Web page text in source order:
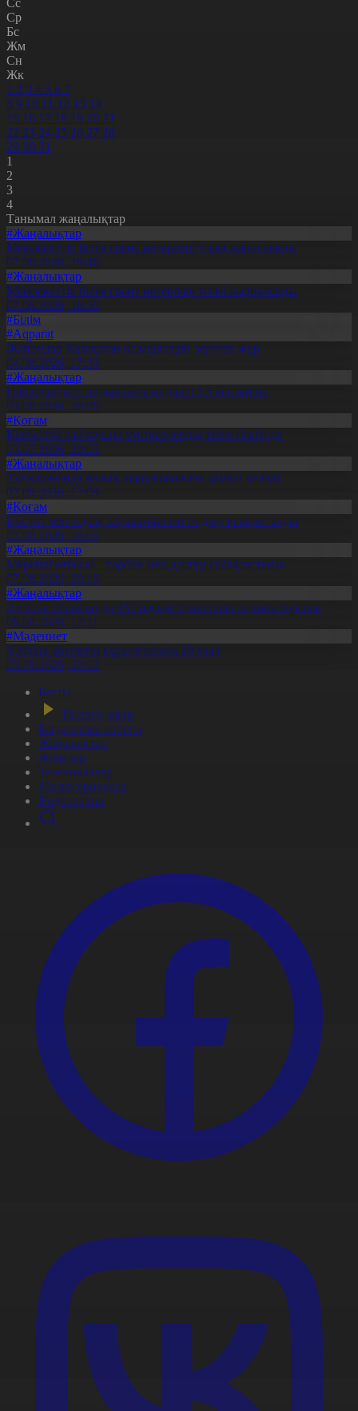
Ср
Бс
Жм
Сн
Жк
1 2 3 4 5 6 7
8 9 10 11 12 13 14
15 16 17 18 19 20 21
22 23 24 25 26 27 28
29 30 31
1
2
3
4
Танымал жаңалықтар
#Жаңалықтар
Мемлекеттік білім грант иегерлері тізімі жарияланды
07.08.2026, 19:46
#Жаңалықтар
Мемлекеттік білім грант иегерлері тізімі жарияланды
07.08.2026, 16:50
#Білім
#Aqparat
Жапондар Қазақстан өсімдіктерін зерттеп жүр
04.08.2026, 17:30
#Жаңалықтар
Павлодарда отандық өнім өндірісі 1,5 есе артты
05.08.2026, 20:06
#Қоғам
Құрылтай сайлауына үміткерлердің тізімі бекітілді
13.07.2026, 20:03
#Жаңалықтар
Түпқарағанда балық шаруашылығы дамып келеді
07.08.2026, 17:09
#Қоғам
Құс еті мен тауық жұмыртқасын өндіру қарқын алды
07.08.2026, 10:05
#Жаңалықтар
Мерейлі отбасы – тәрбие мен дәстүр сабақтастығы
07.08.2026, 20:19
#Жаңалықтар
Ақмола облысында 157 науқас трансплантацияға мұқтаж
06.08.2026, 17:11
#Мәдениет
Ұлттық архивтің құрылғанына 20 жыл
05.08.2026, 20:03
Басты
Тікелей эфир
Бағдарлама кестесі
Жаңалықтар
Жобалар
Телехикаялар
Мультсериалдар
Видеоархив